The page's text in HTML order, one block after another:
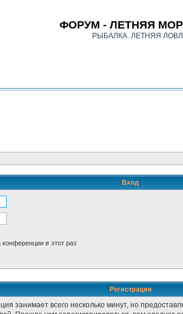
ФОРУМ - ЛЕТНЯЯ
РЫБАЛКА. ЛЕТНЯЯ
Вход
в этот раз
Регистрация
занимает всего несколько минут, но